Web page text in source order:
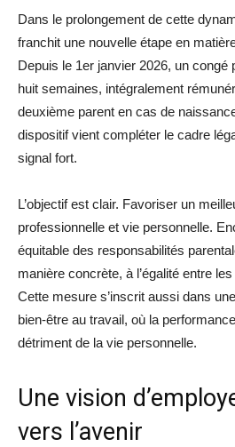
Dans le prolongement de cette
franchit une nouvelle étape en
Depuis le 1er janvier 2026, un congé
huit semaines, intégralement
deuxième parent en cas de
dispositif vient compléter le cadre
signal fort.
L’objectif est clair. Favoriser un
professionnelle et vie personnelle.
équitable des responsabilités
manière concrète, à l’égalité entre
Cette mesure s’inscrit aussi dans
bien-être au travail, où la
détriment de la vie personnelle.
Une vision
vers l’avenir